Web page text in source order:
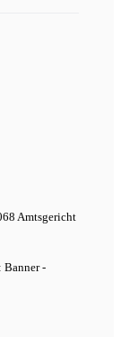
Amtsgericht
Banner -